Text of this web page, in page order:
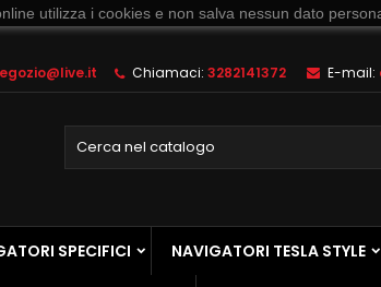
Chiamaci: 3282141372 E-mail:
SPECIFICI NAVIGATORI TESLA STYLE
utilizza i cookies e non salva nessun dato